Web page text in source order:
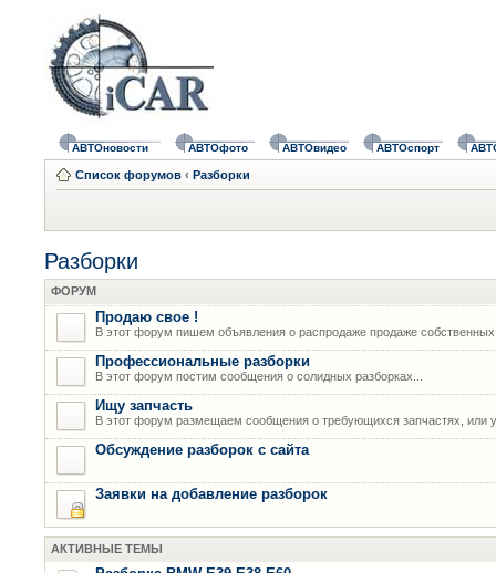
АВТОновости АВТОфото АВТОвидео АВТОспорт
Список форумов ‹ Разборки
Разборки
ФОРУМ
Продаю свое !
В этот форум пишем объявления о распродаже продаже
Профессиональные разборки
В этот форум постим сообщения о солидных разборках...
Ищу запчасть
В этот форум размещаем сообщения о требующихся запчастях, или
Обсуждение разборок с сайта
Заявки на добавление разборок
АКТИВНЫЕ ТЕМЫ